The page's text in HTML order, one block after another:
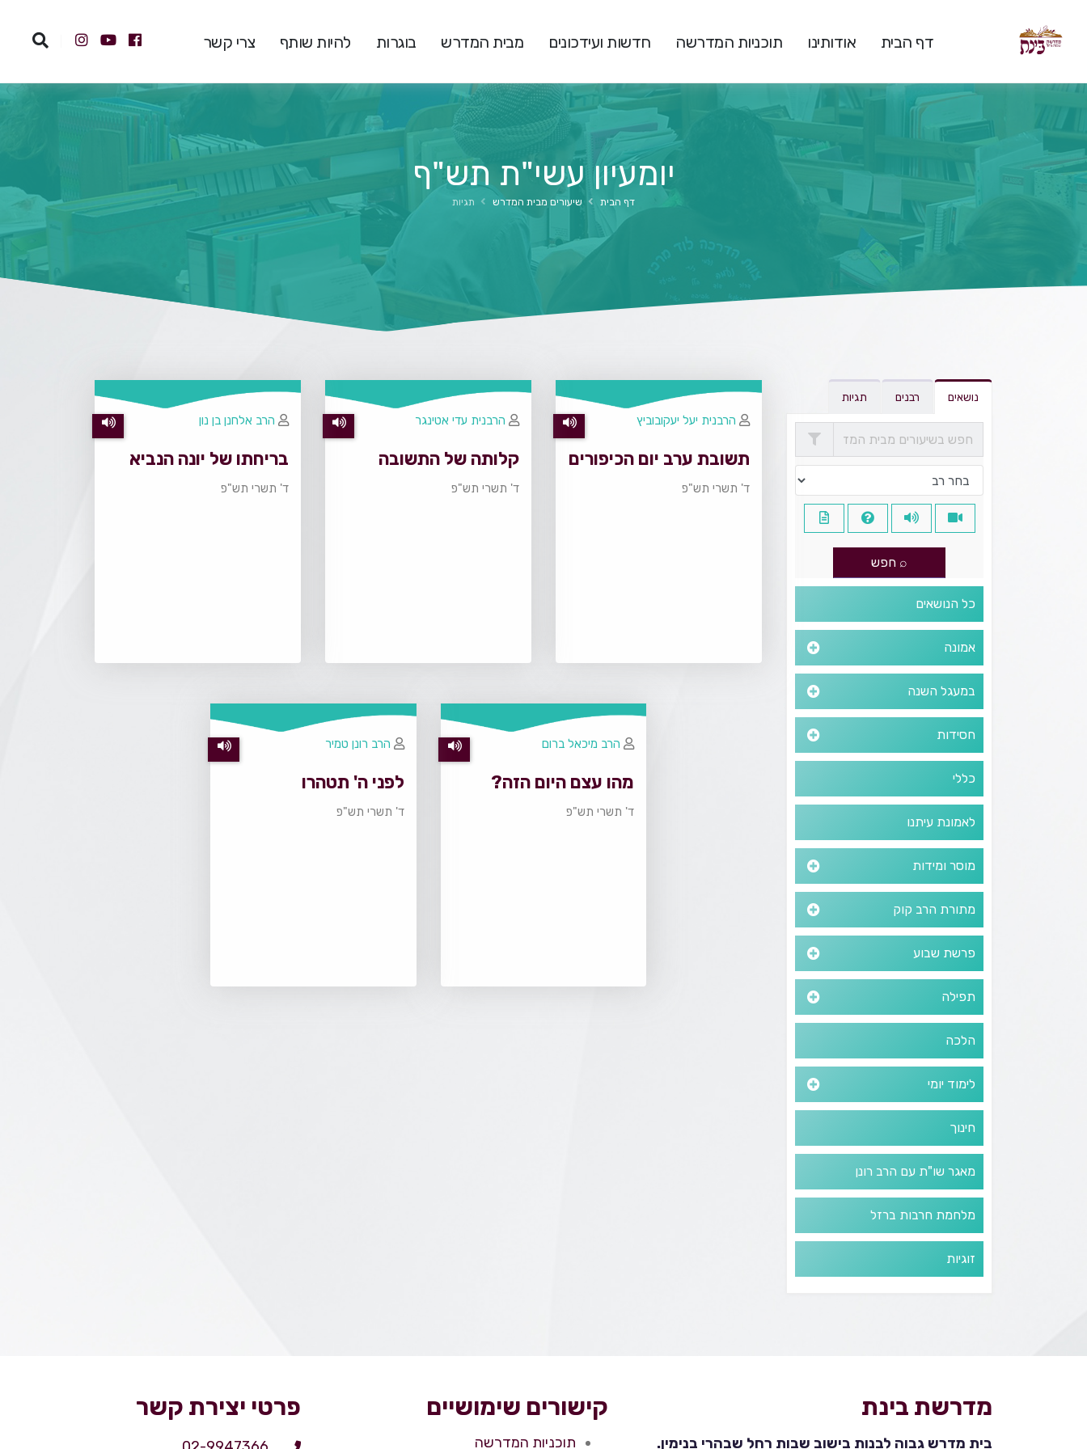
דף הבית אודותינו תוכניות המדרשה חדשות ועידכונים מבית המדרש בוגרות להיות שותף צרי קשר
יומעיון עשי"ת תש"ף
דף הבית שיעורים מבית המדרש תגיות
נושאים רבנים תגיות
כל הנושאים
אמונה
במעגל השנה
חסידות
כללי
לאמונת עיתנו
מוסר ומידות
מתורת הרב קוק
פרשת שבוע
תפילה
הלכה
לימוד יומי
חינוך
מאגר שו"ת עם הרב רונן
מלחמת חרבות ברזל
זוגיות
תשובת ערב יום הכיפורים
ד' תשרי תש"פ
הרבנית יעל יעקובוביץ
קלותה של התשובה
ד' תשרי תש"פ
הרבנית עדי אטינגר
בריחתו של יונה הנביא
ד' תשרי תש"פ
הרב אלחנן בן נון
מהו עצם היום הזה?
ד' תשרי תש"פ
הרב מיכאל ברום
לפני ה' תטהרו
ד' תשרי תש"פ
הרב רונן טמיר
מדרשת בינת
בית מדרש גבוה לבנות בישוב שבות רחל שבהרי בנימין.
קישורים שימושיים
תוכניות המדרשה
פרטי יצירת קשר